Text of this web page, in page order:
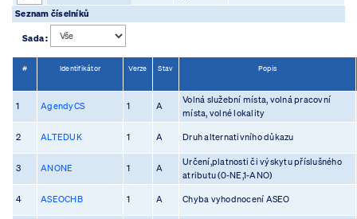
Seznam číselníků
Sada :
# Identifikátor Verze Stav Popis
1 AgendyCS 1 A
Volná služební místa, volná pracovní
místa, volné lokality
2 ALTEDUK 1 A Druh alternativního důkazu
3 ANONE 1 A
Určení,platnosti či výskytu příslušného
atributu (0-NE,1-ANO)
4 ASEOCHB 1 A Chyba vyhodnocení ASEO